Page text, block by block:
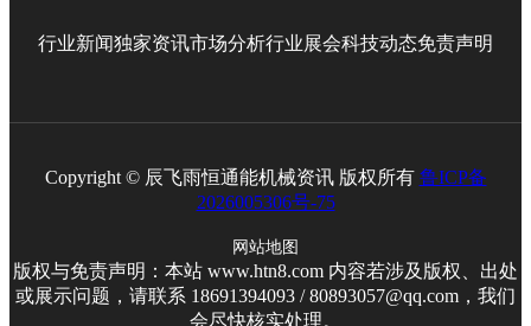
行业新闻独家资讯市场分析行业展会科技动态免责声明
Copyright © 辰飞雨恒通能机械资讯 版权所有 鲁ICP备
2026005306号-75
网站地图
版权与免责声明：本站 www.htn8.com 内容若涉及版权、出处
或展示问题，请联系 18691394093 / 80893057@qq.com，我们
会尽快核实处理。